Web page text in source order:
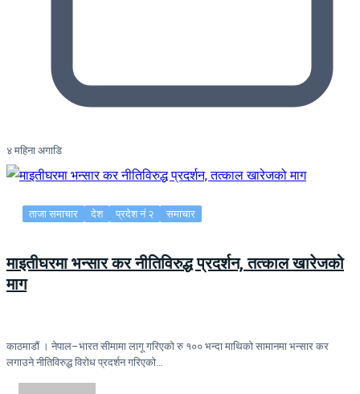
४ महिना अगाडि
ताजा समाचार देश प्रदेश नं २ समाचार
माइतीघरमा भन्सार कर नीतिविरुद्ध प्रदर्शन, तत्काल खारेजको
माग
काठमाडौं । नेपाल–भारत सीमामा लागू गरिएको रु १०० भन्दा माथिको सामानमा भन्सार कर
लगाउने नीतिविरुद्ध विरोध प्रदर्शन गरिएको…